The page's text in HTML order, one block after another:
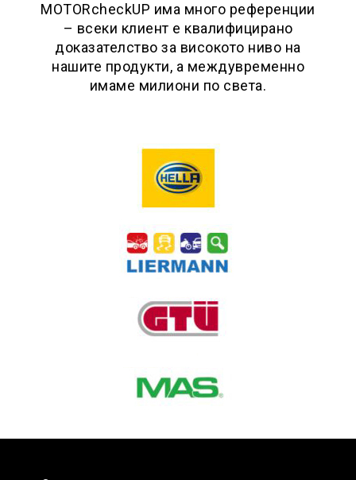
MOTORcheckUP има много референции
– всеки клиент е квалифицирано
доказателство за високото ниво на
нашите продукти, а междувременно
имаме милиони по света.